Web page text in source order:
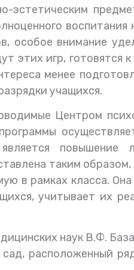
эстетическим
воспитания
особое внимание
этих игр, готовятся
менее
учащихся.
Центром
повышение
таким
в рамках класса.
учитывает их
наук В.Ф.
расположенный